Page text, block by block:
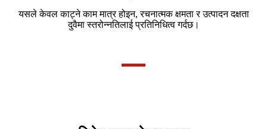
यसले केवल काट्ने काम मात्र होइन, रचनात्मक क्षमता र उत्पादन दक्षता
दुवैमा स्तरोन्नतिलाई प्रतिनिधित्व गर्दछ।